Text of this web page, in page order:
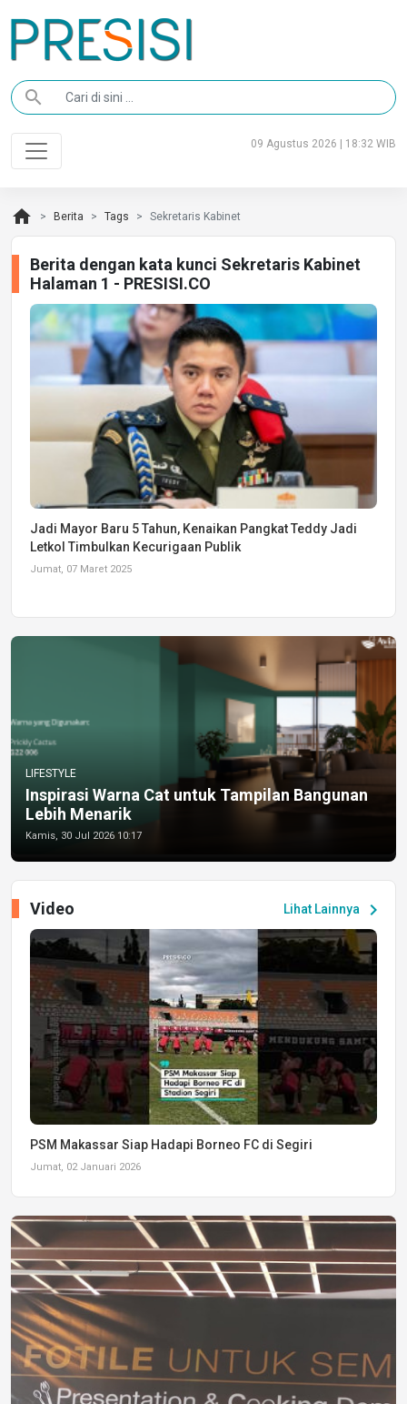
search
09 Agustus 2026 | 18:32 WIB
home Berita Tags Sekretaris Kabinet
Berita dengan kata kunci Sekretaris Kabinet
Halaman 1 - PRESISI.CO
Jadi Mayor Baru 5 Tahun, Kenaikan Pangkat Teddy Jadi
Letkol Timbulkan Kecurigaan Publik
Jumat, 07 Maret 2025
LIFESTYLE
Inspirasi Warna Cat untuk Tampilan Bangunan
Lebih Menarik
Kamis, 30 Jul 2026 10:17
Lihat Lainnya chevron_right
Video
PSM Makassar Siap Hadapi Borneo FC di Segiri
Jumat, 02 Januari 2026